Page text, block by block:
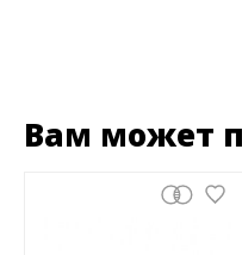
Вам может